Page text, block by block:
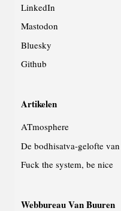
LinkedIn
Mastodon
Bluesky
Github
Artikelen
ATmosphere
De bodhisatva-gelofte
Fuck the system, be nice
Webbureau Van Buuren